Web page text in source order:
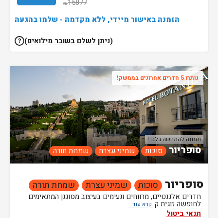
₪15877
הזמנה באישור מיידי, ללא מקדמה - שלמו בהגעה
(ניתן לשלם בשובר מילואים) ?
נותרו 5 חדרים אחרונים בממשק!
סופריור סוכות שמיני עצרת שמחת תורה
תמונה להמחשה בלבד!
סופריור סוכות שמיני עצרת שמחת תורה
חדרים אלגנטיים, מרווחים ונעימים בעיצוב מסוגנן המתאימים
לחופשה זוגית ק
תנאי ביטול